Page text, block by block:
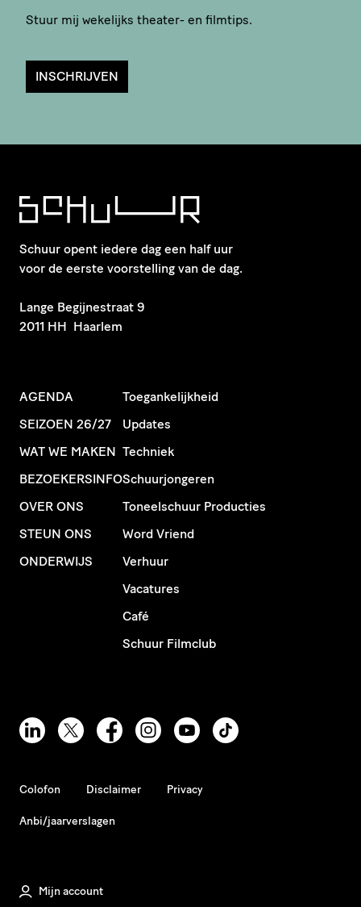
Stuur mij wekelijks theater- en filmtips.
INSCHRIJVEN
Schuur opent iedere dag een half uur
voor de eerste voorstelling van de dag.
​Lange Begijnestraat 9
2011 HH Haarlem
AGENDA
SEIZOEN 26/27
WAT WE MAKEN
BEZOEKERSINFO
OVER ONS
STEUN ONS
ONDERWIJS
Toegankelijkheid
Updates
Techniek
Schuurjongeren
Toneelschuur Producties
Word Vriend
Verhuur
Vacatures
Café
Schuur Filmclub
Colofon Disclaimer Privacy
Anbi/jaarverslagen
Mijn account